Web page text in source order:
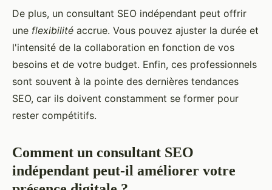
De plus, un consultant SEO indépendant peut offrir
une flexibilité accrue. Vous pouvez ajuster la durée et
l'intensité de la collaboration en fonction de vos
besoins et de votre budget. Enfin, ces professionnels
sont souvent à la pointe des dernières tendances
SEO, car ils doivent constamment se former pour
rester compétitifs.
Comment un consultant SEO
indépendant peut-il améliorer votre